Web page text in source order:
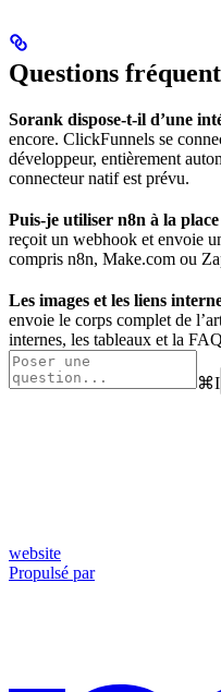
Questions
Sorank dispose-t-il d’une
encore. ClickFunnels se
développeur, entièrement
connecteur natif est prévu.
Puis-je utiliser n8n à la
reçoit un webhook et envoie
compris n8n, Make.com ou
Les images et les liens
envoie le corps complet de
internes, les tableaux et la
⌘I
website
Propulsé par